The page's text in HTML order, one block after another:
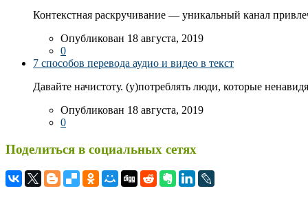
Контекстная раскручивание — уникальный канал
Опубликован 18 августа, 2019
0
7 способов перевода аудио и видео в текст
Давайте начистоту. (у)потреблять люди, которые
Опубликован 18 августа, 2019
0
Поделиться в социальных сетях